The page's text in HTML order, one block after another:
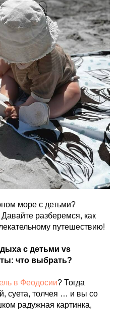
море с детьми?
разберемся, как
путешествию!
с детьми vs
что выбрать?
в Феодосии? Тогда
суета, толчея … и вы со
радужная картинка,